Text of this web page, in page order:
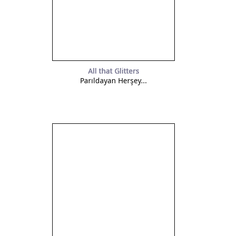
All that Glitters
Parıldayan Herşey...